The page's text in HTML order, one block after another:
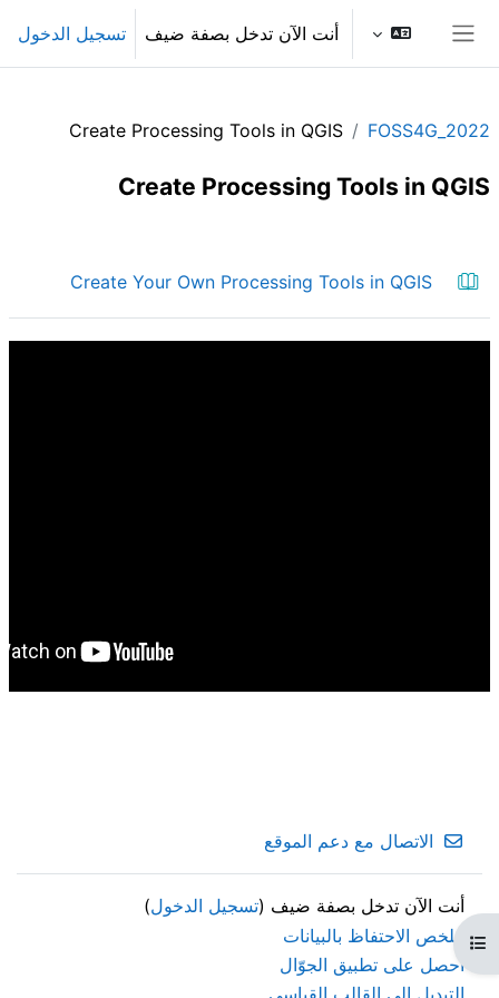
تخطى إلى المحتوى الرئيسي
أنت الآن تدخل بصفة ضيف تسجيل الدخول
فتح فهرس المقرر
FOSS4G_2022
Create Processing Tools in QGIS
Create Processing Tools in QGIS
Create Your Own Processing Tools in QGIS
الاتصال مع دعم الموقع
أنت الآن تدخل بصفة ضيف (تسجيل الدخول)
ملخص الاحتفاظ بالبيانات
احصل على تطبيق الجوّال
التبديل إلى القالب القياسي